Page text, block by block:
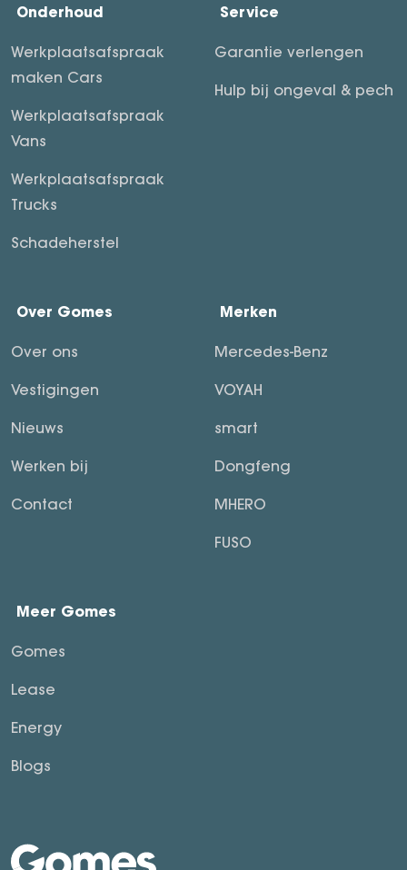
Onderhoud
Werkplaatsafspraak
maken Cars
Werkplaatsafspraak
Vans
Werkplaatsafspraak
Trucks
Schadeherstel
Service
Garantie verlengen
Hulp bij ongeval & pech
Over Gomes
Over ons
Vestigingen
Nieuws
Werken bij
Contact
Merken
Mercedes-Benz
VOYAH
smart
Dongfeng
MHERO
FUSO
Meer Gomes
Gomes
Lease
Energy
Blogs